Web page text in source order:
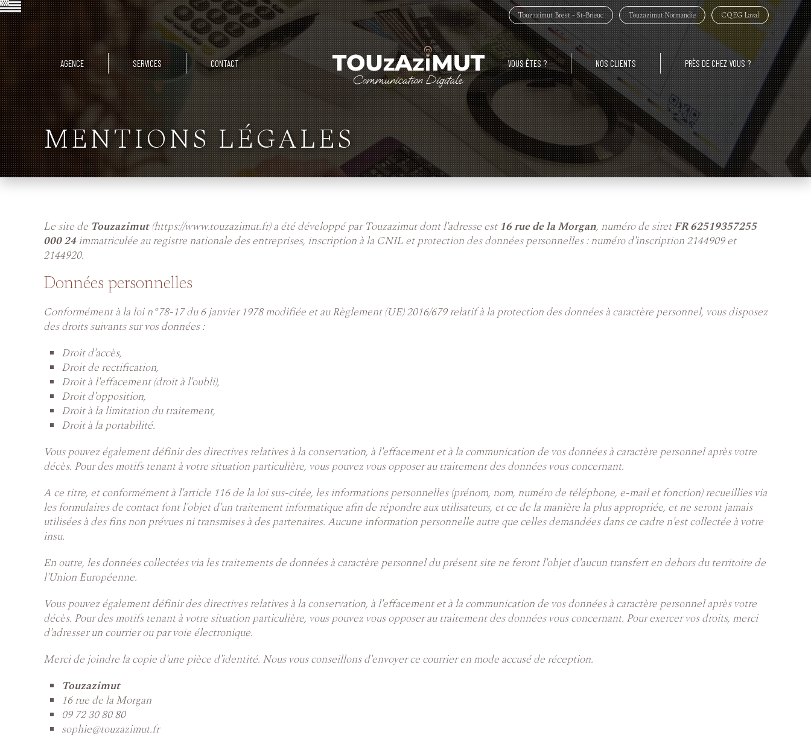
Touzazimut Brest - St-Brieuc Touzazimut Normandie CQEG Laval
AGENCE SERVICES CONTACT VOUS ÊTES ? NOS CLIENTS PRÈS DE CHEZ VOUS ?
MENTIONS LÉGALES
Le site de Touzazimut(https://www.touzazimut.fr) a été développé par Touzazimut dont l'adresse est 16 rue de la Morgan, numéro de siretFR 62519357255
000 24immatriculée au registre nationale des entreprises, inscription à la CNIL et protection des données personnelles : numéro d'inscription 2144909 et
2144920.
Données personnelles
Conformément à la loi n°78-17 du 6 janvier 1978 modifiée et au Règlement (UE) 2016/679 relatif à la protection des données à caractère personnel, vous disposez
des droits suivants sur vos données :
Droit d'accès,
Droit de rectification,
Droit à l'effacement (droit à l'oubli),
Droit d'opposition,
Droit à la limitation du traitement,
Droit à la portabilité.
Vous pouvez également définir des directives relatives à la conservation, à l'effacement et à la communication de vos données à caractère personnel après votre
décès. Pour des motifs tenant à votre situation particulière, vous pouvez vous opposer au traitement des données vous concernant.
A ce titre, et conformément à l'article 116 de la loi sus-citée, les informations personnelles (prénom, nom, numéro de téléphone, e-mail et fonction) recueillies via
les formulaires de contact font l'objet d'un traitement informatique afin de répondre aux utilisateurs, et ce de la manière la plus appropriée, et ne seront jamais
utilisées à des fins non prévues ni transmises à des partenaires. Aucune information personnelle autre que celles demandées dans ce cadre n'est collectée à votre
insu.
En outre, les données collectées via les traitements de données à caractère personnel du présent site ne feront l'objet d'aucun transfert en dehors du territoire de
l'Union Européenne.
Vous pouvez également définir des directives relatives à la conservation, à l'effacement et à la communication de vos données à caractère personnel après votre
décès. Pour des motifs tenant à votre situation particulière, vous pouvez vous opposer au traitement des données vous concernant. Pour exercer vos droits, merci
d'adresser un courrier ou par voie électronique.
Merci de joindre la copie d'une pièce d'identité. Nous vous conseillons d'envoyer ce courrier en mode accusé de réception.
Touzazimut
16 rue de la Morgan
09 72 30 80 80
sophie@touzazimut.fr